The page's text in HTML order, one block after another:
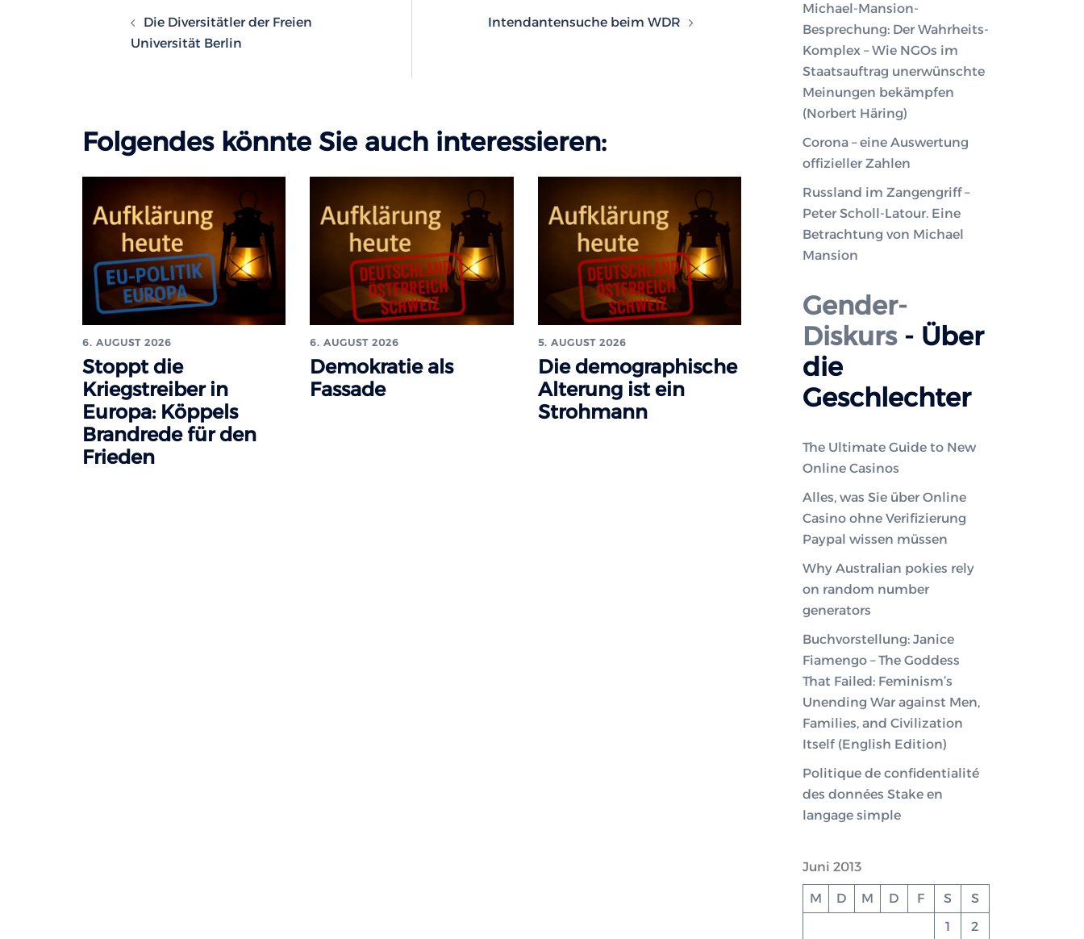
Die Diversitätler der Freien
Universität Berlin
Intendantensuche beim WDR
Folgendes könnte Sie auch interessieren:
6. AUGUST 2026
Stoppt die
Kriegstreiber in
Europa: Köppels
Brandrede für den
Frieden
6. AUGUST 2026
Demokratie als
Fassade
5. AUGUST 2026
Die demographische
Alterung ist ein
Strohmann
Michael-Mansion-
Besprechung: Der Wahrheits-
Komplex – Wie NGOs im
Staatsauftrag unerwünschte
Meinungen bekämpfen
(Norbert Häring)
Corona – eine Auswertung
offizieller Zahlen
Russland im Zangengriff –
Peter Scholl-Latour. Eine
Betrachtung von Michael
Mansion
Gender-
Diskurs- Über
die
Geschlechter
The Ultimate Guide to New
Online Casinos
Alles, was Sie über Online
Casino ohne Verifizierung
Paypal wissen müssen
Why Australian pokies rely
on random number
generators
Buchvorstellung: Janice
Fiamengo – The Goddess
That Failed: Feminism’s
Unending War against Men,
Families, and Civilization
Itself (English Edition)
Politique de confidentialité
des données Stake en
langage simple
Juni 2013
M D M D F S
S
1
2